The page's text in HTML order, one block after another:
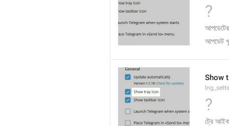
?
আপডেট
Show
?
ট্রে